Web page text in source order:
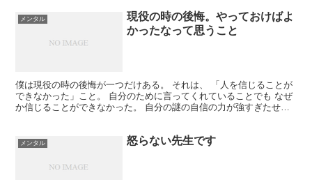
メンタル
現役の時の後悔。やっておけばよ
かったなって思うこと
僕は現役の時の後悔が一つだけある。 それは、 「人を信じることが
できなかった」こと。 自分のために言ってくれていることでも なぜ
か信じることができなかった。 自分の謎の自信の力が強すぎたせい
メンタル 怒らない先生です